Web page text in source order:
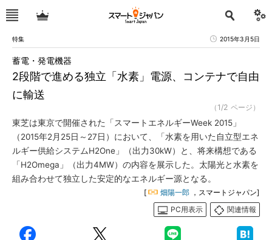
特集 2015年3月5日
2段階で進める独立「水素」電源、コンテナで自由
に輸送
蓄電・発電機器
（1/2 ページ）
東芝は東京で開催された「スマートエネルギーWeek 2015」
（2015年2月25日～27日）において、「水素を用いた自立型エネ
ルギー供給システムH2One」（出力30kW）と、将来構想である
「H2Omega」（出力4MW）の内容を展示した。太陽光と水素を
組み合わせて独立した安定的なエネルギー源となる。
[ 畑陽一郎 ，スマートジャパン]
PC用表示
関連情報